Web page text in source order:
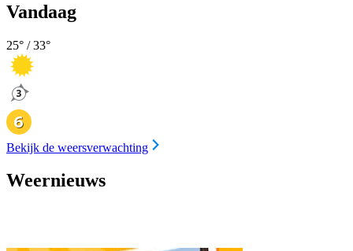
Vandaag
25° /33°
Bekijk de weersverwachting
Weernieuws